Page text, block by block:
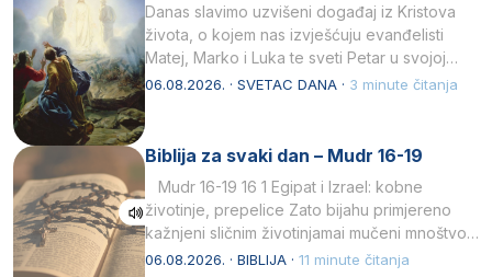
Danas slavimo uzvišeni događaj iz Kristova
života, o kojem nas izvješćuju evanđelisti
Matej, Marko i Luka te sveti Petar u svojoj
drugoj…
06.08.2026. · SVETAC DANA · 3 minute čitanja
Biblija za svaki dan – Mudr 16-19
Mudr 16-19 16 1 Egipat i Izrael: kobne
životinje, prepelice Zato bijahu primjereno
kažnjeni sličnim životinjamai mučeni mnoštvom
kukaca.2 A narod…
06.08.2026. · BIBLIJA · 11 minute čitanja